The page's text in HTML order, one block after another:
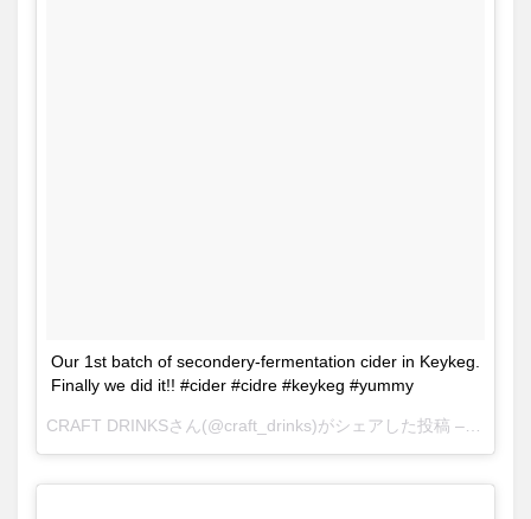
Our 1st batch of secondery-fermentation cider in Keykeg.
Finally we did it!! #cider #cidre #keykeg #yummy